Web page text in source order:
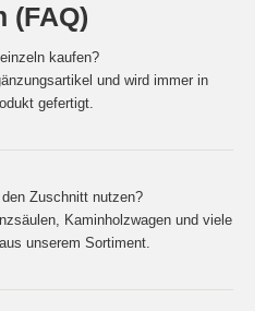
(FAQ)
kaufen?
und wird immer in
gefertigt.
Zuschnitt nutzen?
Kaminholzwagen und viele
unserem Sortiment.